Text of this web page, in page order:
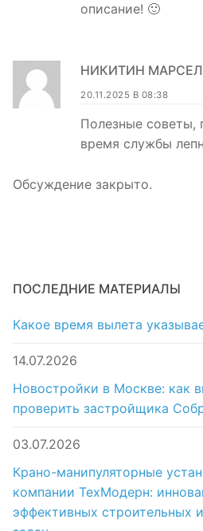
описание! 🙂
НИКИТИН
20.11.2025 В 08:38
Полезные советы,
время службы
Обсуждение закрыто.
ПОСЛЕДНИЕ МАТЕРИАЛЫ
Какое время вылета
14.07.2026
Новостройки в Москве: как
проверить застройщика
03.07.2026
Крано-манипуляторные
компании ТехМодерн:
эффективных строительных